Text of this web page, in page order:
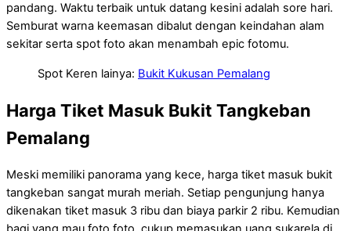
pandang. Waktu terbaik untuk datang kesini adalah sore hari.
Semburat warna keemasan dibalut dengan keindahan alam
sekitar serta spot foto akan menambah epic fotomu.
Spot Keren lainya: Bukit Kukusan Pemalang
Harga Tiket Masuk Bukit Tangkeban
Pemalang
Meski memiliki panorama yang kece, harga tiket masuk bukit
tangkeban sangat murah meriah. Setiap pengunjung hanya
dikenakan tiket masuk 3 ribu dan biaya parkir 2 ribu. Kemudian